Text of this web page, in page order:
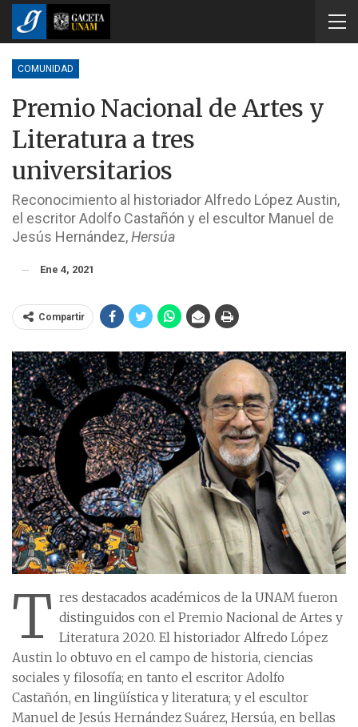
COMUNIDAD
Premio Nacional de Artes y
Literatura a tres
universitarios
Reconocimiento al historiador Alfredo López Austin,
el escritor Adolfo Castañón y el escultor Manuel de
Jesús Hernández,Hersúa
Ene 4, 2021
Compartir
T res destacados académicos de la UNAM fueron
distinguidos con el Premio Nacional de Artes y
Literatura 2020. El historiador Alfredo López
Austin lo obtuvo en el campo de historia, ciencias
sociales y filosofía; en tanto el escritor Adolfo
Castañón, en lingüística y literatura; y el escultor
Manuel de Jesús Hernández Suárez, Hersúa, en bellas